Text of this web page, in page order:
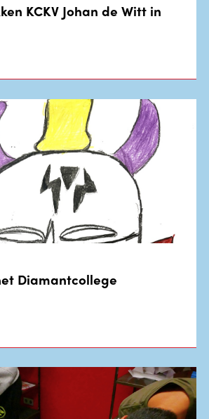
KCKV Johan de Witt in
Diamantcollege